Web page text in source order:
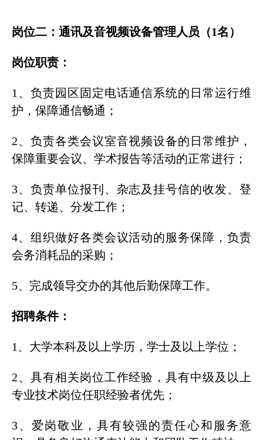
岗位二：通讯及音视频设备管理人员（1名）
岗位职责：
1、负责园区固定电话通信系统的日常运行维
护，保障通信畅通；
2、负责各类会议室音视频设备的日常维护，
保障重要会议、学术报告等活动的正常进行；
3、负责单位报刊、杂志及挂号信的收发、登
记、转递、分发工作；
4、组织做好各类会议活动的服务保障，负责
会务消耗品的采购；
5、完成领导交办的其他后勤保障工作。
招聘条件：
1、大学本科及以上学历，学士及以上学位；
2、具有相关岗位工作经验，具有中级及以上
专业技术岗位任职经验者优先；
3、爱岗敬业，具有较强的责任心和服务意